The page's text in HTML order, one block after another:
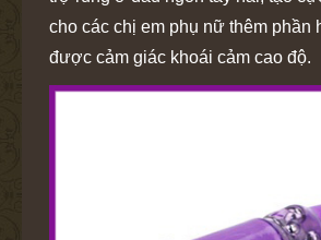
cho các chị em phụ nữ thêm phần
được cảm giác khoái cảm cao độ.